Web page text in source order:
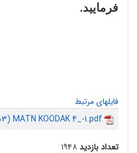
فرمایید.
فایلهای مرتبط
MATN KOODAK 4_-1.pdf
تعداد بازدید۱۹۴۸